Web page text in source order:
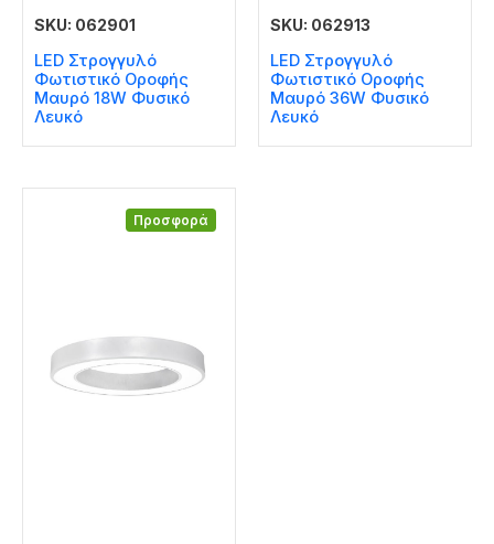
SKU: 062901
LED Στρογγυλό
Φωτιστικό Οροφής
Μαυρό 18W Φυσικό
Λευκό
SKU: 062913
LED Στρογγυλό
Φωτιστικό Οροφής
Μαυρό 36W Φυσικό
Λευκό
Προσφορά